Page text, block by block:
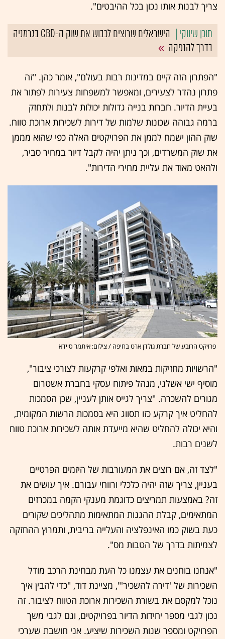
צריך לבנות אותו נכון בכל ההיבטים".
הישראלים שרוצים לכבוש את שוק ה-CBD בגרמניה
בדרך להנפקה
"הפתרון הזה קיים במדינות רבות בעולם", אומר כהן. "זה
פתרון נהדר לצעירים, ומאפשר למשפחות צעירות לפתור את
בעיית הדיור. חברות בנייה גדולות יכולות לבנות ולתחזק
ברמה גבוהה שכונות שלמות של דירות לשכירות ארוכת טווח.
שוק ההון ישמח לממן את הפרויקטים האלה כפי שהוא מממן
את שוק המשרדים, וכך ניתן יהיה לקבל דיור במחיר סביר,
ולהאט מאוד את עליית מחירי הדירות".
פרויקט הרובע של חברת גולדן ארט בחיפה / צילום: איתמר סיידא
"הרשויות מחזיקות במאות ואלפי קרקעות לצורכי ציבור",
מוסיף ישי אשלגי, מנהל פיתוח עסקי בחברת אשטרום
מגורים להשכרה. "צריך לגייס אותן לעניין, שכן הסמכות
להחליט איך קרקע כזו תסווג היא בסמכות הרשות המקומית,
והיא יכולה להחליט שהיא מייעדת אותה לשכירות ארוכת טווח
לשנים רבות.
"לצד זה, אם רוצים את המעורבות של היזמים הפרטיים
בעניין, צריך שזה יהיה כלכלי ורווחי עבורם. איך עושים את
זה? באמצעות תמריצים כדוגמת מענקי הקמה במכרזים
המתאימים, קבלת ההגנות המתאימות מתהליכים שקורים
כעת בשוק כמו האינפלציה והעלייה בריבית, ותמרוץ ההחזקה
לצמיתות בדרך של הטבות מס".
"אנחנו בוחנים את עצמנו כל העת מבחינת הרכב מודל
השכירות של 'דירה להשכיר'", מציינת דוד, "כדי להבין איך
נוכל למקסם את בשורת השכירות ארוכת הטווח לציבור. זה
נכון לגבי מספר יחידות הדיור בפרויקטים, וגם לגבי משך
הפרויקט ומספר שנות השכירות שיציע. אני חושבת שערכי